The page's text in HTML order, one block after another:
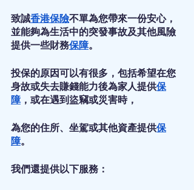
致誠香港保險不單為您帶來一份安心，
並能夠為生活中的突發事故及其他風險
提供一些財務保障。
投保的原因可以有很多，包括希望在您
身故或失去賺錢能力後為家人提供保
障，或在遇到盜竊或災害時，
為您的住所、坐駕或其他資產提供保
障。
我們還提供以下服務：